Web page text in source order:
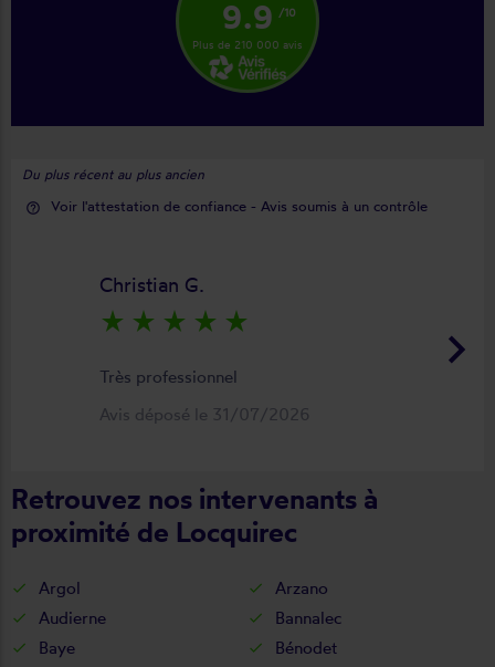
9.9 /10
Plus de 210 000 avis
Du plus récent au plus ancien
help_outline Voir l'attestation de confiance - Avis soumis à un contrôle
keyboard_arrow_right
Christian G.
star_rate star_rate star_rate star_rate star_rate
Très professionnel
Avis déposé le 31/07/2026
Retrouvez nos intervenants à
proximité de Locquirec
Argol
Arzano
Audierne
Bannalec
Baye
Bénodet